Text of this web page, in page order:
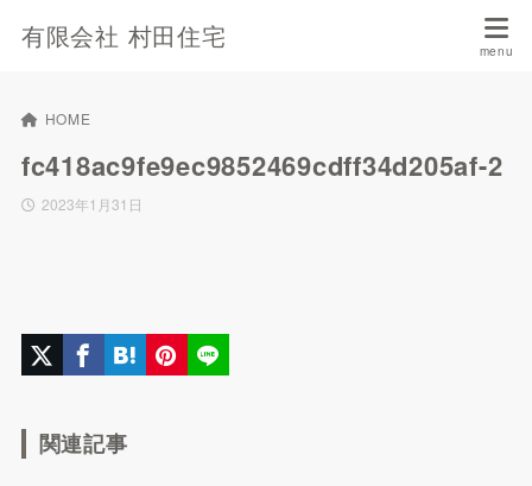
有限会社 村田住宅
HOME
fc418ac9fe9ec9852469cdff34d205af-2
2023年1月31日
関連記事